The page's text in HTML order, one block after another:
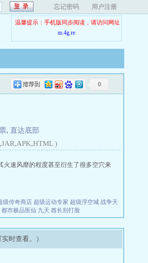
忘记密码 用户注册
温馨提示：手机版同步阅读，请访问网址
m.4g.re
0
, 直达底部
)
火速风靡的程度甚至衍生了很多空穴来
级传奇商店 超级运动专家 超级浮空城 战争天
都市极品医仙 九天 酋长别打脸
时查看。）